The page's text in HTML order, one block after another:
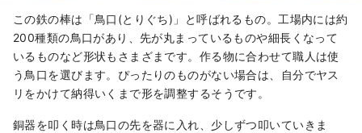
この鉄の棒は「鳥口(とりぐち)」と呼ばれるもの。工場内には約
200種類の鳥口があり、先が丸まっているものや細長くなって
いるものなど形状もさまざまです。作る物に合わせて職人は使
う鳥口を選びます。ぴったりのものがない場合は、自分でヤス
リをかけて納得いくまで形を調整するそうです。
銅器を叩く時は鳥口の先を器に入れ、少しずつ叩いていきま